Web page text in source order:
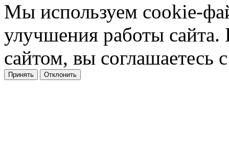
Мы используем cookie-
улучшения работы сайта.
сайтом, вы соглашаетесь
Принять Отклонить